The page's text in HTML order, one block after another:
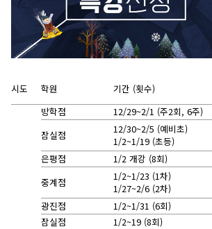
시도 학원 기간 (횟수)
방학점 12/29~2/1 (주2회, 6주)
잠실점
12/30~2/5 (예비초)
1/2~1/19 (초등)
은평점
1/2 개강 (8회)
중계점
1/2~1/23 (1차)
1/27~2/6 (2차)
광진점
1/2~1/31 (6회)
잠실점
1/2~19 (8회)